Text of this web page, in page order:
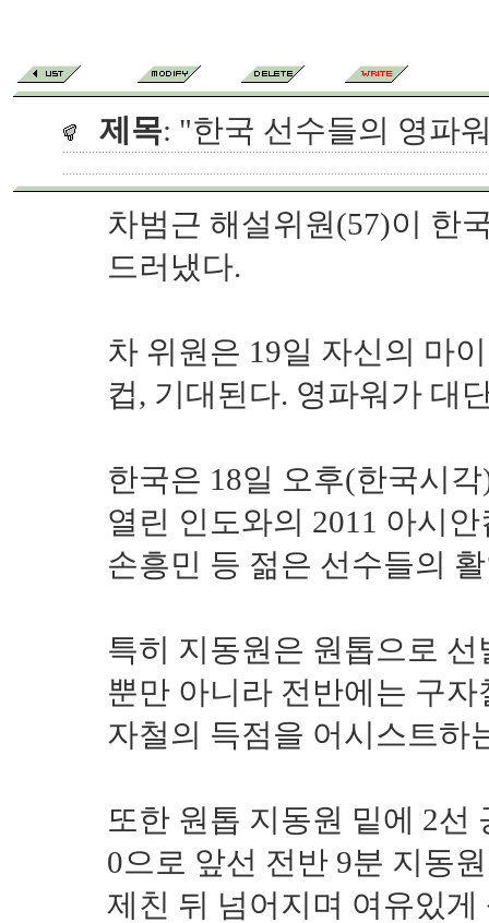
제목: "한국 선수들의 영파
차범근 해설위원(57)이 한
드러냈다.
차 위원은 19일 자신의 마
컵, 기대된다. 영파워가 대
한국은 18일 오후(한국시
열린 인도와의 2011 아시
손흥민 등 젊은 선수들의
특히 지동원은 원톱으로
뿐만 아니라 전반에는 구
자철의 득점을 어시스트하
또한 원톱 지동원 밑에 2선
0으로 앞선 전반 9분 지동
제친 뒤 넘어지며 여유있